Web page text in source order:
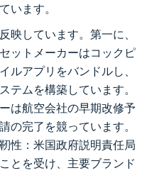
います。
映しています。第一に、
ットメーカーはコックピ
ルアプリをバンドルし、
テムを構築しています。
は航空会社の早期改修予
の完了を競っています。
性：米国政府説明責任局
とを受け、主要ブランド